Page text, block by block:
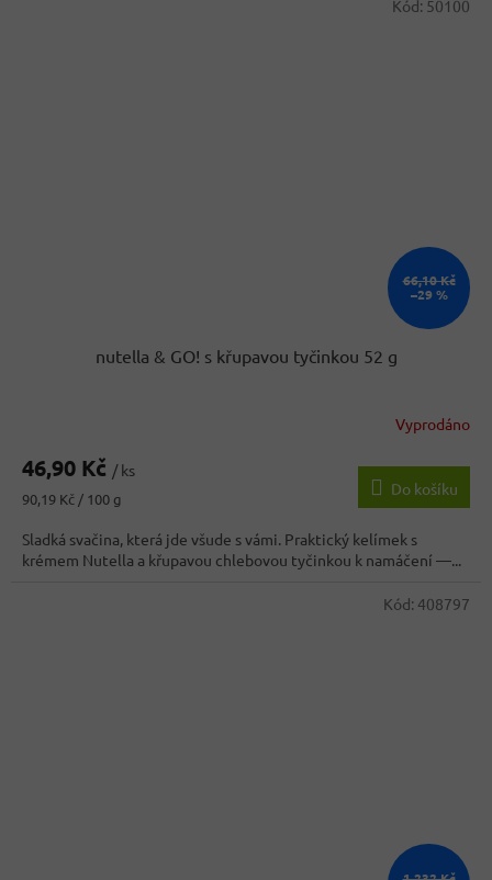
66,10 Kč
–29 %
nutella & GO! s křupavou tyčinkou 52 g
produktu
4,5
z
5
hvězdiček.
Vyprodáno
46,90 Kč / ks
Měrná
90,19 Kč / 100 g
Do košíku
Sladká svačina, která jde všude s vámi. Praktický kelímek s
krémem Nutella a křupavou chlebovou tyčinkou k namáčení —...
Kód: 50100
Kód: 408797